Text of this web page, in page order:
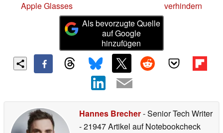
Apple Glasses
verhindern
Als bevorzugte Quelle
auf Google
hinzufügen
Hannes Brecher- Senior Tech Writer
- 21947 Artikel auf Notebookcheck